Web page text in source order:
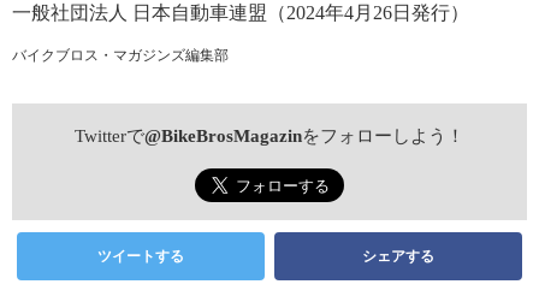
一般社団法人 日本自動車連盟（2024年4月26日発行）
バイクブロス・マガジンズ編集部
Twitterで@BikeBrosMagazinをフォローしよう！
ツイートする シェアする